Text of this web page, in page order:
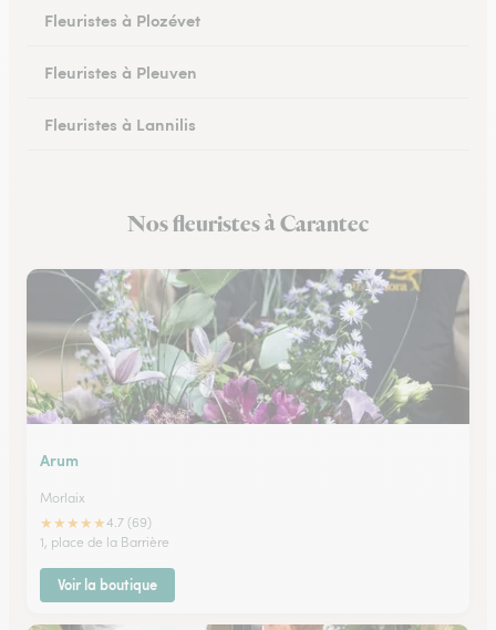
Fleuristes à Plozévet
Fleuristes à Pleuven
Fleuristes à Lannilis
Fleuristes à DaoulasNos fleuristes à Carantec
Arum
Morlaix
★★★★★4.7 (69)
1, place de la Barrière
Voir la boutique